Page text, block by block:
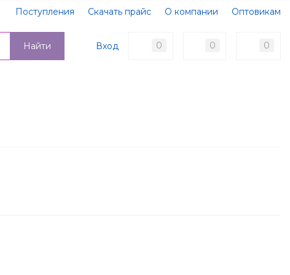
Поступления Скачать прайс О компании
Оптовикам
Доставка
Контакты
Вход 0 0 0
Найти